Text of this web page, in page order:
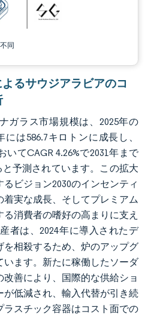
同
るサウジアラビアのコ
ガラス市場規模は、2025年の
には586.7キロトンに成長し、
いてCAGR 4.26%で2031年まで
予測されています。この拡大
ビジョン2030のインセンティ
実な成長、そしてプレミアム
消費者の嗜好の高まりに支え
者は、2024年に導入されたデ
を相殺するため、炉のアップグ
います。新たに稼働したソーダ
善により、国際的な供給ショ
が低減され、輸入代替が引き続
ラスチック容器はコスト面での